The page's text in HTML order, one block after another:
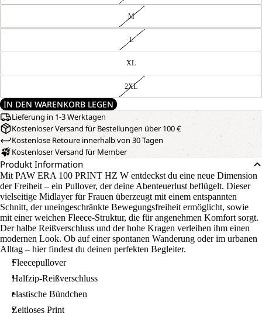
M
L
XL
2XL
IN DEN WARENKORB LEGEN
Lieferung in 1-3 Werktagen
Kostenloser Versand für Bestellungen über 100 €
Kostenlose Retoure innerhalb von 30 Tagen
Kostenloser Versand für Member
Produkt Information
Mit PAW ERA 100 PRINT HZ W entdeckst du eine neue Dimension
der Freiheit – ein Pullover, der deine Abenteuerlust beflügelt. Dieser
vielseitige Midlayer für Frauen überzeugt mit einem entspannten
Schnitt, der uneingeschränkte Bewegungsfreiheit ermöglicht, sowie
mit einer weichen Fleece-Struktur, die für angenehmen Komfort sorgt.
Der halbe Reißverschluss und der hohe Kragen verleihen ihm einen
modernen Look. Ob auf einer spontanen Wanderung oder im urbanen
Alltag – hier findest du deinen perfekten Begleiter.
Fleecepullover
Halfzip-Reißverschluss
elastische Bündchen
Zeitloses Print